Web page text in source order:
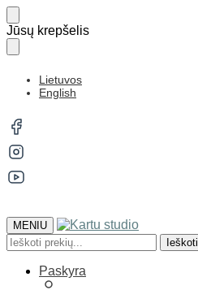
Jūsų krepšelis
Lietuvos
English
MENIU
Ieškoti
Paskyra